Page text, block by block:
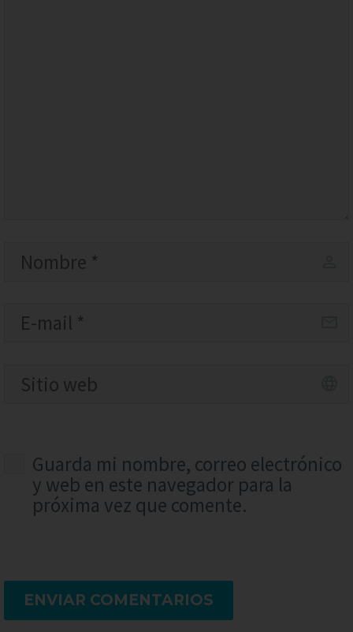
Guarda mi nombre, correo electrónico
y web en este navegador para la
próxima vez que comente.
ENVIAR COMENTARIOS